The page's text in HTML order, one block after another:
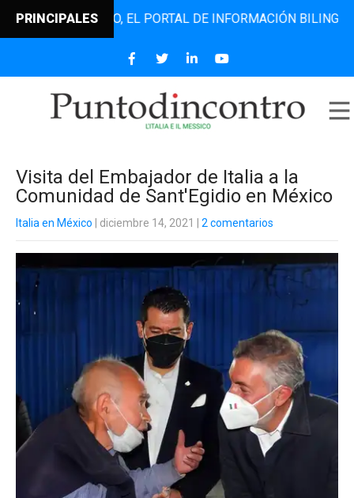
PRINCIPALESEL PORTAL DE INFORMACIÓN BILINGÜE
Visita del Embajador de Italia a la
Comunidad de Sant'Egidio en México
Italia en México | diciembre 14, 2021 2 comentarios